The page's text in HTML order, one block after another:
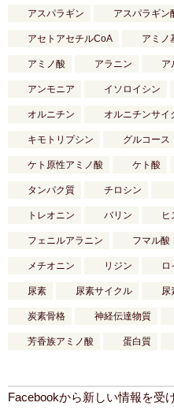
アスパラギン アスパラギン
アセトアセチルCoA アミノ
アミノ酸 アラニン ア
アンモニア イソロイシン
オルニチン オルニチンサイ
キモトリプシン グルコース
ケト原性アミノ酸 ケト酸
タンパク質 チロシン
トレオニン バリン ヒ
フェニルアラニン フマル酸
メチオニン リジン ロ
尿素 尿素サイクル 尿
炭素骨格 神経伝達物質
芳香族アミノ酸 蛋白質
Facebookから新しい情報を受